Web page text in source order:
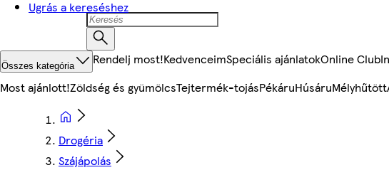
Ugrás a kereséshez
Összes kategória Rendelj most!KedvenceimSpeciális ajánlatokOnline Club
Most ajánlott!Zöldség és gyümölcsTejtermék-tojásPékáruHúsáruMélyhűtött
Drogéria
Szájápolás